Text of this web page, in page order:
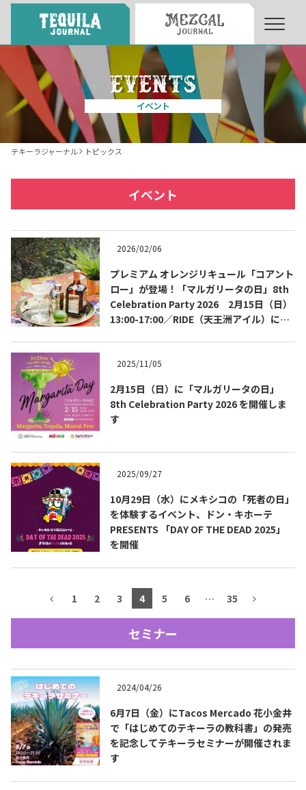
About About Tequila Journal
テキーラとは What’s Tequila
テキーラマーケット
テキーラの飲み方 How to Drink Tequila
メキシコ料理 Cuisines of Mexico
メキシコ旅行
メキシコの記念日
トピックス一覧
Topics List
お問合せ バー＆レストラン
Tequila Journal SNS 在日メキシコ大使館 SNS
イベント
テキーラジャーナル トピックス
イベント
2026/02/06
プレミアム オレンジリキュール「コアント
ロー」が登場！「マルガリータの日」8th
Celebration Party 2026 2月15日（日）
13:00-17:00／RIDE（天王洲アイル）にて
2025/11/05
2月15日（日）に「マルガリータの日」
8th Celebration Party 2026 を開催しま
す
2025/09/27
10月29日（水）にメキシコの「死者の日」
を体験するイベント、ドン・キホーテ
PRESENTS 「DAY OF THE DEAD 2025」
を開催
1 2 3 4 5 6 … 35
セミナー
2024/04/26
6月7日（金）にTacos Mercado 花小金井
で「はじめてのテキーラの教科書」の発売
を記念してテキーラセミナーが開催されま
す